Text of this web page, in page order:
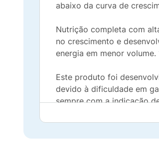
abaixo da curva de
Nutrição completa com
no crescimento e
energia em menor volume.
Este produto foi
devido à dificuldade em
sempre com a indicação
Fortini Plus Multi Fiber foi
profissional de saúde.